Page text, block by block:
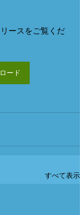
ースをご覧くだ
ード
すべて表示